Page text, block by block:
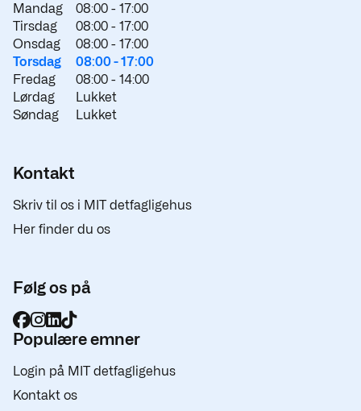
Mandag 08:00 - 17:00
Tirsdag
08:00 - 17:00
Onsdag
08:00 - 17:00
Torsdag
08:00 -17:00
Fredag
08:00 - 14:00
Lørdag
Lukket
Søndag
Lukket
Kontakt
Skriv til os i MIT detfagligehus
Her finder du os
Følg os på
Populære emner
Login på MIT detfagligehus
Kontakt os